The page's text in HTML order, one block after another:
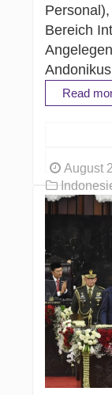
Bereich
Read
August